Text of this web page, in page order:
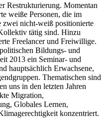
Restrukturierung. Momentan
weiße Personen, die im
zwei nicht-weiß positionierte
tätig sind. Hinzu
Freelancer und Freiwillige.
Bildungs- und
2013 ein Seminar- und
hauptsächlich Erwachsene,
Thematischen sind
uns in den letzten Jahren
Migration,
Globales Lernen,
konzentriert.